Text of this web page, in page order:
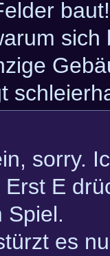
baut!
sich
sorry.
Erst E
Spiel.
es